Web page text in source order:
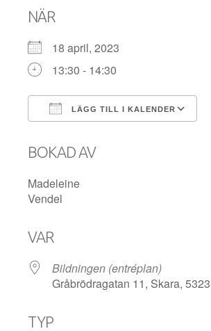
NÄR
18 april, 2023
13:30 - 14:30
LÄGG TILL I KALENDER
BOKAD AV
Madeleine
Vendel
VAR
Bildningen (entréplan)
Gråbrödragatan 11, Skara,
TYP